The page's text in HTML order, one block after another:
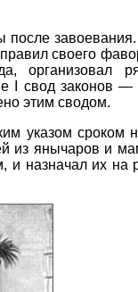
после
своего
организовал
I свод законов —
этим сводом.
указом сроком
из янычаров и
назначал их на